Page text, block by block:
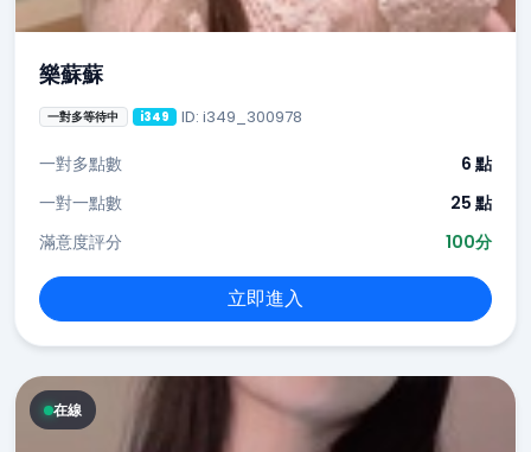
樂蘇蘇
一對多等待中 i349 ID: i349_300978
一對多點數
6 點
一對一點數
25 點
滿意度評分
100分
立即進入
在線